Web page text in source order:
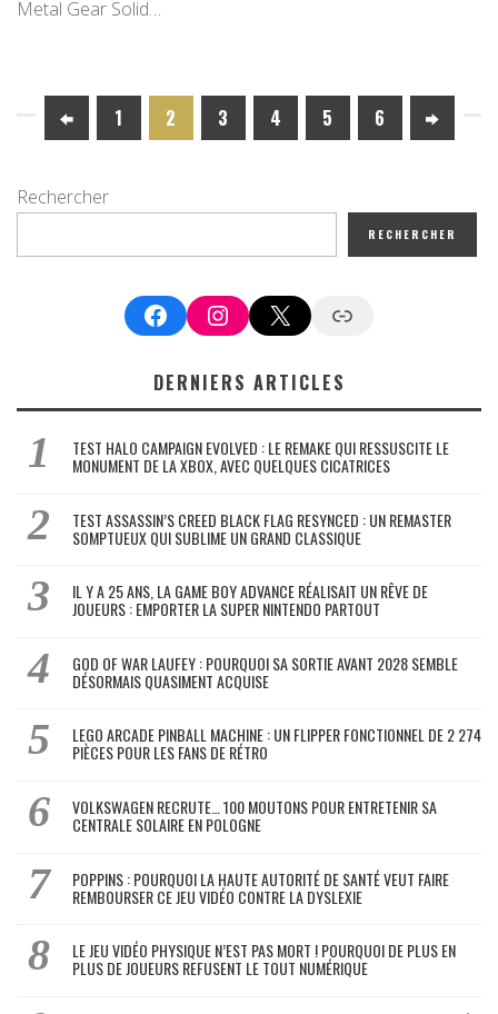
Metal Gear Solid…
1 2 3 4 5 6
Rechercher
RECHERCHER
FacebookInstagram
X Google News
DERNIERS ARTICLES
TEST HALO CAMPAIGN EVOLVED : LE REMAKE QUI RESSUSCITE LE
MONUMENT DE LA XBOX, AVEC QUELQUES CICATRICES
TEST ASSASSIN’S CREED BLACK FLAG RESYNCED : UN REMASTER
SOMPTUEUX QUI SUBLIME UN GRAND CLASSIQUE
IL Y A 25 ANS, LA GAME BOY ADVANCE RÉALISAIT UN RÊVE DE
JOUEURS : EMPORTER LA SUPER NINTENDO PARTOUT
GOD OF WAR LAUFEY : POURQUOI SA SORTIE AVANT 2028 SEMBLE
DÉSORMAIS QUASIMENT ACQUISE
LEGO ARCADE PINBALL MACHINE : UN FLIPPER FONCTIONNEL DE 2 274
PIÈCES POUR LES FANS DE RÉTRO
VOLKSWAGEN RECRUTE… 100 MOUTONS POUR ENTRETENIR SA
CENTRALE SOLAIRE EN POLOGNE
POPPINS : POURQUOI LA HAUTE AUTORITÉ DE SANTÉ VEUT FAIRE
REMBOURSER CE JEU VIDÉO CONTRE LA DYSLEXIE
LE JEU VIDÉO PHYSIQUE N’EST PAS MORT ! POURQUOI DE PLUS EN
PLUS DE JOUEURS REFUSENT LE TOUT NUMÉRIQUE